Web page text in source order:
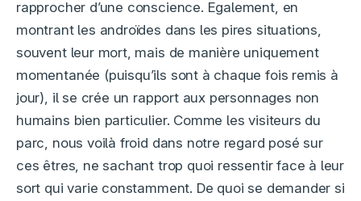
rapprocher d’une conscience. Egalement, en
montrant les androïdes dans les pires situations,
souvent leur mort, mais de manière uniquement
momentanée (puisqu’ils sont à chaque fois remis à
jour), il se crée un rapport aux personnages non
humains bien particulier. Comme les visiteurs du
parc, nous voilà froid dans notre regard posé sur
ces êtres, ne sachant trop quoi ressentir face à leur
sort qui varie constamment. De quoi se demander si